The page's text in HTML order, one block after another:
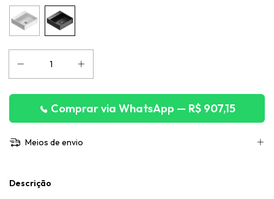
Comprar via WhatsApp — R$ 907,15
Meios de envio
Descrição